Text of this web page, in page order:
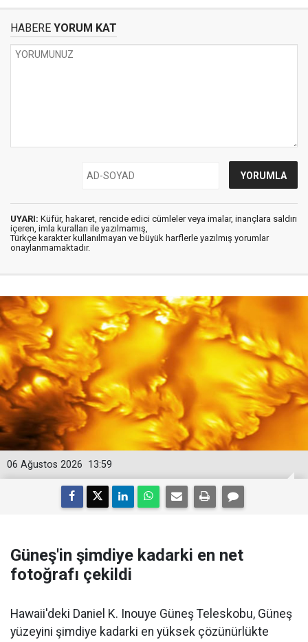
HABERE YORUM KAT
UYARI: Küfür, hakaret, rencide edici cümleler veya imalar, inançlara saldırı
içeren, imla kuralları ile yazılmamış,
Türkçe karakter kullanılmayan ve büyük harflerle yazılmış yorumlar
onaylanmamaktadır.
13:59
06 Ağustos 2026
Güneş'in şimdiye kadarki en net
fotoğrafı çekildi
Hawaii'deki Daniel K. Inouye Güneş Teleskobu, Güneş
yüzeyini şimdiye kadarki en yüksek çözünürlükte